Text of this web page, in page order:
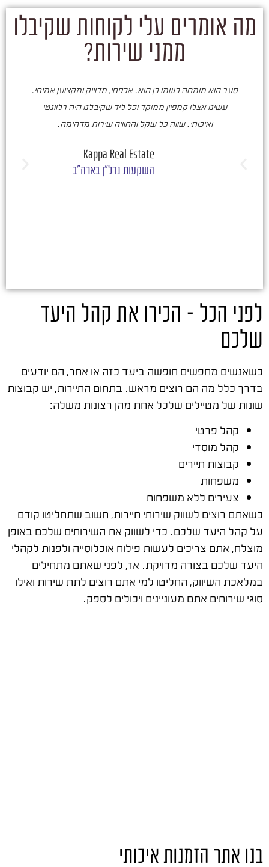
מה אומרים עלי לקוחות שקיבלו
ממני שירות?
סער הוא מומחה כשמו כן הוא. אכפתי, מדוייק ומקצוען אמיתי.
עשינו אצלו קמפיין ממוקד וכל ליד שקיבלנו היה רלוונטי
ואיכותי. שווה כל שקל והחוויה שירות מדהימה.
Kappa Real Estate
השקעות נדל"ן בארה"ב
לפני הכל – הכירו את קהל היעד
שלכם
כשאנשים מחפשים חופשה ביעד כזה או אחר, הם יודעים
בדרך כלל מה הם רוצים מראש. בתחום התיירות, יש קבוצות
שונות של מטיילים שלכל אחת מהן רצונות משלה:
קהל פרטי
קהל מוסדי
קבוצות תיירים
משפחות
צעירים ללא משפחות
כשאתם רוצים לשווק שירותי תיירות, חשוב שתחליטו קודם
על קהל היעד שלכם. כדי לשווק את השירותים שלכם באופן
מוצלח, אתם צריכים לעשות פילוח אוכלוסייה ולפנות לקהלי
היעד שלכם בצורה מדויקת. אז, לפני שאתם מתחילים
במלאכת השיווק, החליטו למי אתם רוצים לתת שירות ואילו
סוגי שירותים אתם מעוניינים ויכולים לספק.
בנו אתר הזמנות איכותי